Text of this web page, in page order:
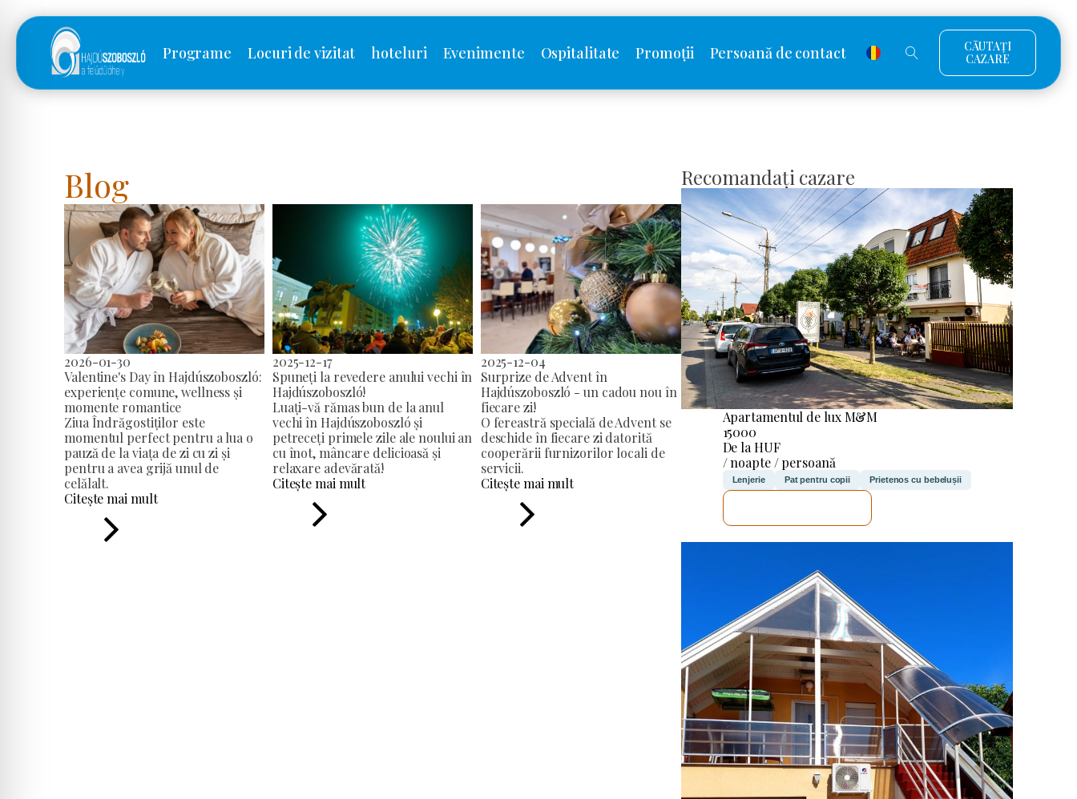
Programe Locuri de vizitat hoteluri Evenimente Ospitalitate Promoții Persoană de contact
CĂUTAȚI
CAZARE
Blog
2026-01-30
Valentine's Day în Hajdúszoboszló:
experiențe comune, wellness și
momente romantice
Ziua Îndrăgostiților este
momentul perfect pentru a lua o
pauză de la viața de zi cu zi și
pentru a avea grijă unul de
celălalt.
Citește mai mult
2025-12-17
Spuneți la revedere anului vechi în
Hajdúszoboszló!
Luați-vă rămas bun de la anul
vechi în Hajdúszoboszló și
petreceți primele zile ale noului an
cu înot, mâncare delicioasă și
relaxare adevărată!
Citește mai mult
2025-12-04
Surprize de Advent în
Hajdúszoboszló - un cadou nou în
fiecare zi!
O fereastră specială de Advent se
deschide în fiecare zi datorită
cooperării furnizorilor locali de
servicii.
Citește mai mult
Recomandați cazare
Apartamentul de lux M&M
15000
De la HUF
/ noapte / persoană
Lenjerie Pat pentru copii Prietenos cu bebelușii